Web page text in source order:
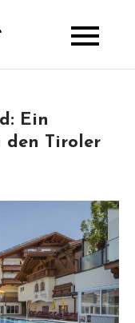
Ein
den Tiroler